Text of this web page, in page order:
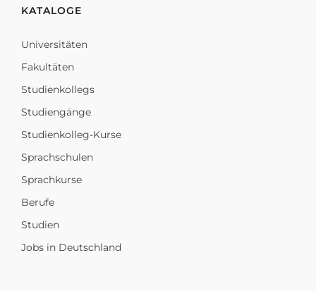
KATALOGE
Universitäten
Fakultäten
Studienkollegs
Studiengänge
Studienkolleg-Kurse
Sprachschulen
Sprachkurse
Berufe
Studien
Jobs in Deutschland